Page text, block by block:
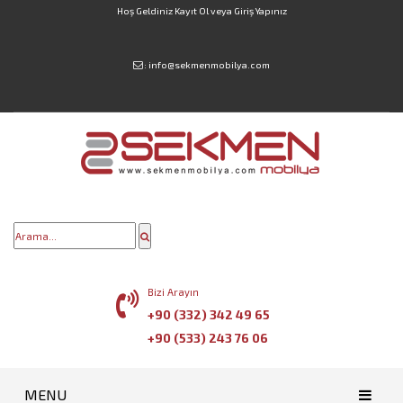
Hoş Geldiniz Kayıt Ol veya Giriş Yapınız
: info@sekmenmobilya.com
Bizi Arayın
+90 (332) 342 49 65
+90 (533) 243 76 06
MENU